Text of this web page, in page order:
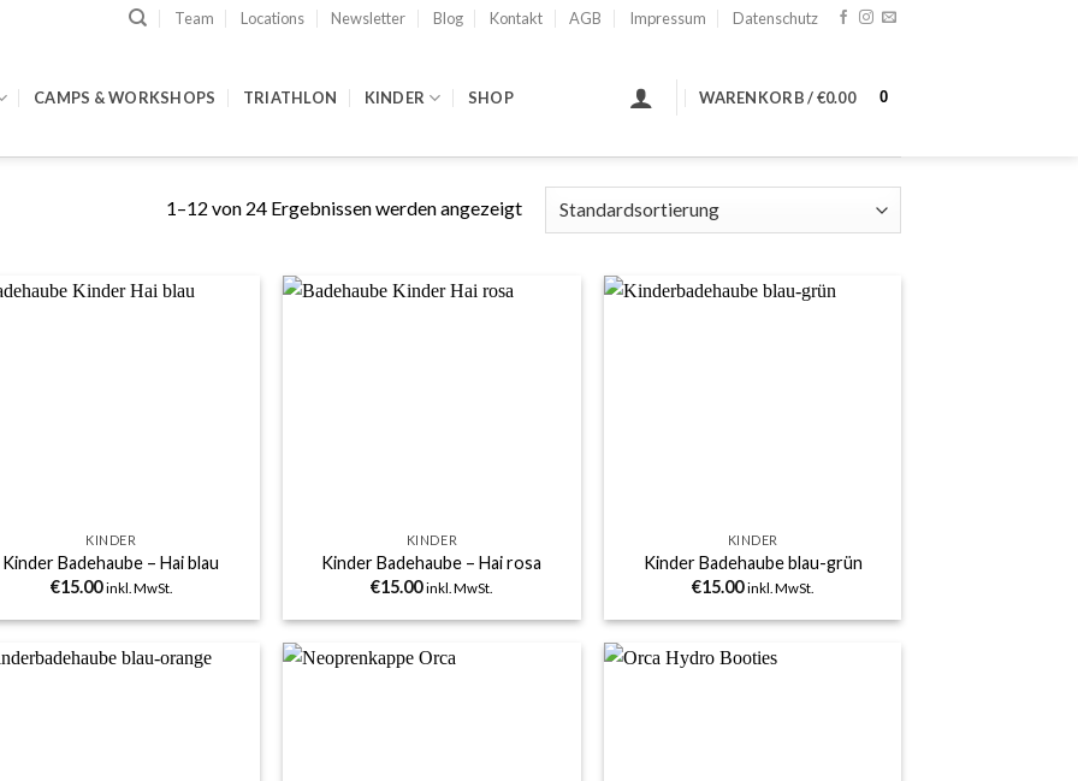
Team Locations Newsletter Blog Kontakt AGB Impressum Datenschutz
CAMPS & WORKSHOPS TRIATHLON KINDER SHOP WARENKORB /€0.00 0
1–12 von 24 Ergebnissen werden angezeigt
KINDER
Kinder Badehaube – Hai blau
€15.00 inkl. MwSt.
KINDER
Kinder Badehaube – Hai rosa
€15.00 inkl. MwSt.
KINDER
Kinder Badehaube blau-grün
€15.00 inkl. MwSt.